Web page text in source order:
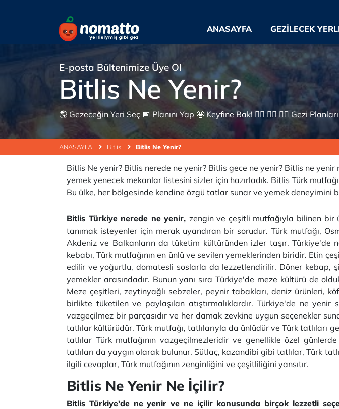
ANASAYFA GEZILECEK
ANASAYFA Bitlis Bitlis Ne Yenir?
E-posta Bültenimize Üye Ol
Bitlis Ne Yenir?
🌎 Gezeceğin Yeri Seç 📅 Planını Yap 🤩 Keyfine Bak! 👇🏼 👇🏼 👇🏼 Gezi
Bitlis Ne yenir? Bitlis nerede ne yenir? Bitlis gece ne yenir? Bitlis ne
yemek yenecek mekanlar listesini sizler için hazırladık. Bitlis Türk
Bu ülke, her bölgesinde kendine özgü tatlar sunar ve yemek deneyimini
Bitlis Türkiye nerede ne yenir, zengin ve çeşitli mutfağıyla bilinen bir
tanımak isteyenler için merak uyandıran bir sorudur. Türk mutfağı,
Akdeniz ve Balkanların da tüketim kültüründen izler taşır.
kebabı, Türk mutfağının en ünlü ve sevilen yemeklerinden biridir. Etin
edilir ve yoğurtlu, domatesli soslarla da lezzetlendirilir. Döner kebap,
yemekler arasındadır. Bunun yanı sıra Türkiye'de meze kültürü de
Meze çeşitleri, zeytinyağlı sebzeler, peynir tabakları, deniz ürünleri,
birlikte tüketilen ve paylaşılan atıştırmalıklardır. Türkiye'de ne
vazgeçilmez bir parçasıdır ve her damak zevkine uygun seçenekler
tatlılar kültürüdür. Türk mutfağı, tatlılarıyla da ünlüdür ve Türk
tatlılar Türk mutfağının vazgeçilmezleridir ve genellikle özel
tatlıları da yaygın olarak bulunur. Sütlaç, kazandibi gibi tatlılar, Türk
ilgili cevaplar, Türk mutfağının zenginliğini ve çeşitliliğini yansıtır.
Bitlis Ne Yenir Ne İçilir?
Bitlis Türkiye'de ne yenir ve ne içilir konusunda birçok lezzetli